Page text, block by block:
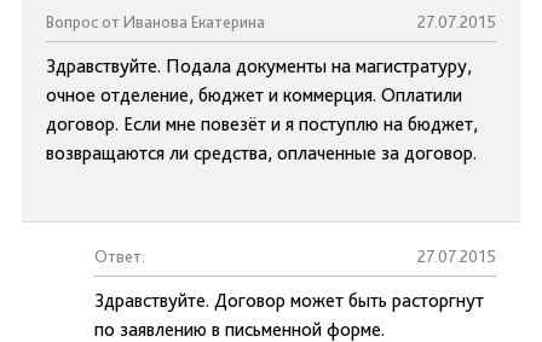
Вопрос от Иванова Екатерина 27.07.2015
Здравствуйте. Подала документы на магистратуру,
очное отделение, бюджет и коммерция. Оплатили
договор. Если мне повезёт и я поступлю на бюджет,
возвращаются ли средства, оплаченные за договор.
Ответ: 27.07.2015
Здравствуйте. Договор может быть расторгнут
по заявлению в письменной форме.